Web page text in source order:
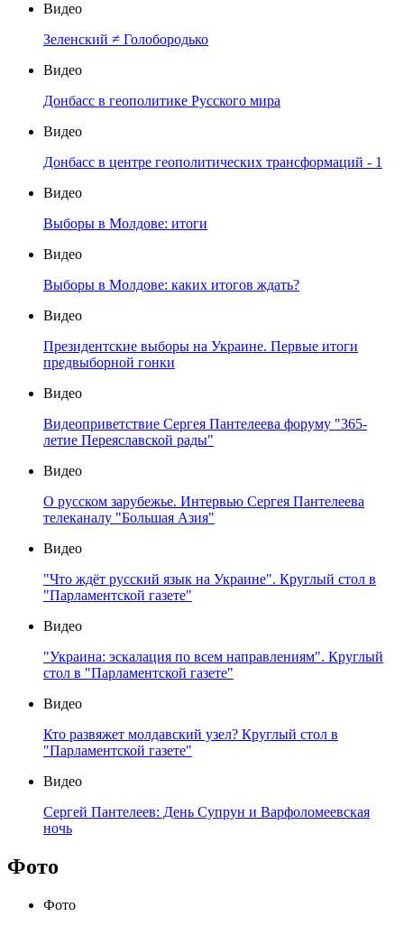
Видео
Зеленский ≠ Голобородько
Видео
Донбасс в геополитике Русского мира
Видео
Донбасс в центре геополитических трансформаций - 1
Видео
Выборы в Молдове: итоги
Видео
Выборы в Молдове: каких итогов ждать?
Видео
Президентские выборы на Украине. Первые итоги
предвыборной гонки
Видео
Видеоприветствие Сергея Пантелеева форуму "365-
летие Переяславской рады"
Видео
О русском зарубежье. Интервью Сергея Пантелеева
телеканалу "Большая Азия"
Видео
"Что ждёт русский язык на Украине". Круглый стол в
"Парламентской газете"
Видео
"Украина: эскалация по всем направлениям". Круглый
стол в "Парламентской газете"
Видео
Кто развяжет молдавский узел? Круглый стол в
"Парламентской газете"
Видео
Сергей Пантелеев: День Супрун и Варфоломеевская
ночь
Фото
Фото